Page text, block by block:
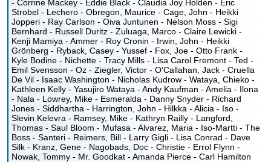
- Corrine Mackey - Eddie Black - Claudia Joy Holden - Eric
Strobel - Lechero - Obregon, Maurice - Cage, John - Heikki
Jopperi - Ray Carlson - Oiva Juntunen - Nelson Moss - Sigi
Bernhard - Russell Duritz - Zuluaga, Marco - Claire Lewicki -
Kenji Mamiya - Ammer - Roy Cronin - Irwin, John - Heikki
Grönberg - Ryback, Casey - Yussef - Fox, Joe - Otto Frank -
Kyle Bodine - Nichette - Tracy Mills - Lisa Carol Fremont - Ted -
Emil Svensson - Oz - Ziegler, Victor - O'Callahan, Jack - Cruella
De Vil - Isaac Washington - Nicholas Kudrow - Wataya, Chieko -
Kathleen Kelly - Yasujiro Wataya - Andy Kaufman - Amelia - Ilona
- Nala - Lowrey, Mike - Esmeralda - Danny Snyder - Richard
Jones - Siddhartha - Harrington, John - Hilkka - Alicia - Iso -
Slevin Kelevra - Ramsey, Mike - Kathryn Railly - Langford,
Thomas - Saul Bloom - Mufasa - Alvarez, Maria - Iso-Martti - The
Boss - Santeri - Reimers, Bill - Larry Gigli - Lisa Conrad - Dave
Silk - Kranz, Gene - Nagobads, Doc - Christie - Errol Flynn -
Nowak, Tommy - Mr. Goodkat - Amanda Pierce - Carl Hamilton